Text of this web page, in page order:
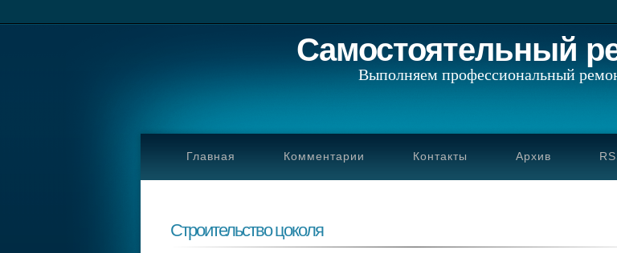
Самостоятельный
Выполняем профессиональный
Главная Комментарии Контакты Архив
Строительство цоколя